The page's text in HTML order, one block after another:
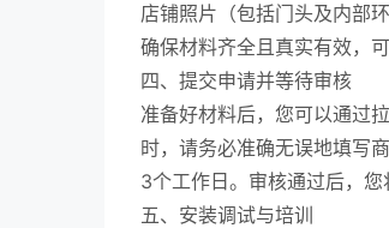
店铺照片（包括门头及内部
确保材料齐全且真实有效，
四、提交申请并等待审核
准备好材料后，您可以通过
时，请务必准确无误地填写
3个工作日。审核通过后，您
五、安装调试与培训